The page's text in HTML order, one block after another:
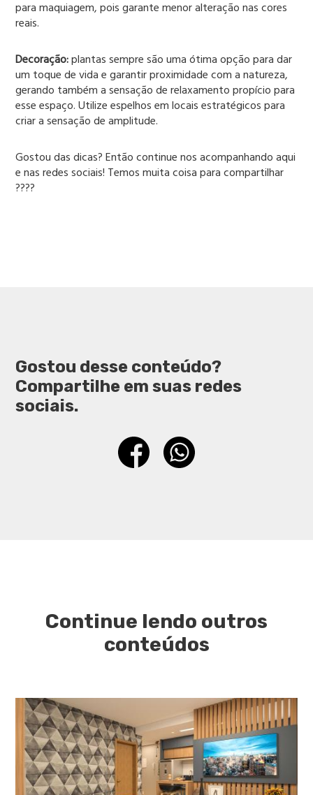
para maquiagem, pois garante menor alteração nas cores
reais.
Decoração:plantas sempre são uma ótima opção para dar
um toque de vida e garantir proximidade com a natureza,
gerando também a sensação de relaxamento propício para
esse espaço. Utilize espelhos em locais estratégicos para
criar a sensação de amplitude.
Gostou das dicas? Então continue nos acompanhando aqui
e nas redes sociais! Temos muita coisa para compartilhar
????
Gostou desse conteúdo?
Compartilhe em suas redes
sociais.
Continue lendo outros
conteúdos